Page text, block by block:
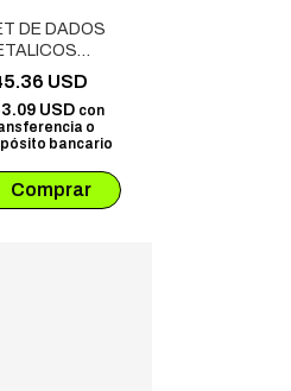
DE DADOS
CON
SIMIL
# 08
USD
USD con
o
bancario